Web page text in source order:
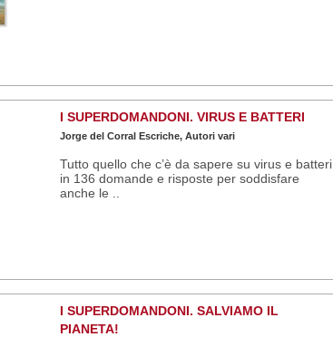
I SUPERDOMANDONI. VIRUS E BATTERI
Jorge del Corral Escriche, Autori vari
Tutto quello che c’è da sapere su virus e batteri
in 136 domande e risposte per soddisfare
anche le ..
I SUPERDOMANDONI. SALVIAMO IL
PIANETA!